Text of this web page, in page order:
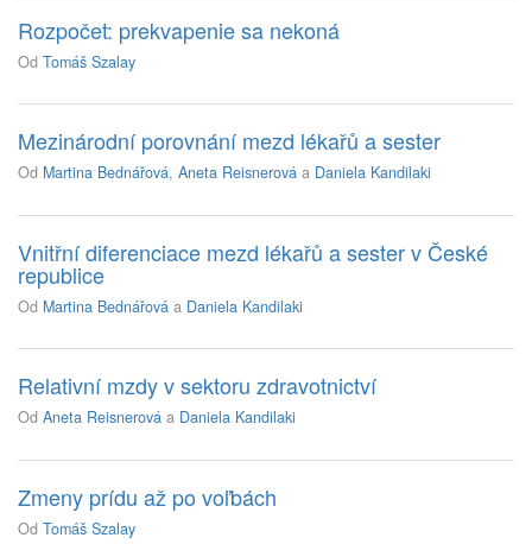
Rozpočet: prekvapenie sa nekoná
Od Tomáš Szalay
Mezinárodní porovnání mezd lékařů a sester
Od Martina Bednářová, Aneta Reisnerová a Daniela Kandilaki
Vnitřní diferenciace mezd lékařů a sester v České
republice
Od Martina Bednářová a Daniela Kandilaki
Relativní mzdy v sektoru zdravotnictví
Od Aneta Reisnerová a Daniela Kandilaki
Zmeny prídu až po voľbách
Od Tomáš Szalay